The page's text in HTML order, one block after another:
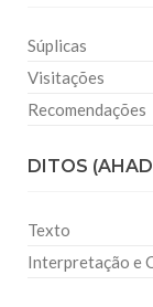
Súplicas
Visitações
Recomendações
DITOS
Texto
Interpretação e